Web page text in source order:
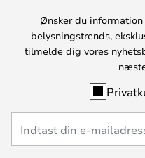
Ønsker du
belysningstrends,
tilmelde dig vores